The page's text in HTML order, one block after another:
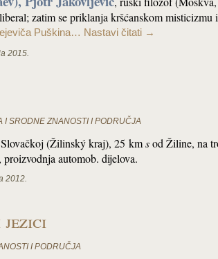
zatim se priklanja kršćanskom
Puškina… Nastavi čitati →
2015.
I SRODNE ZNANOSTI I PODRUČJA
Slovačkoj (Žilinský kraj), 25 kmsod Žiline, na
automob. dijelova.
2012.
jezici
I PODRUČJA